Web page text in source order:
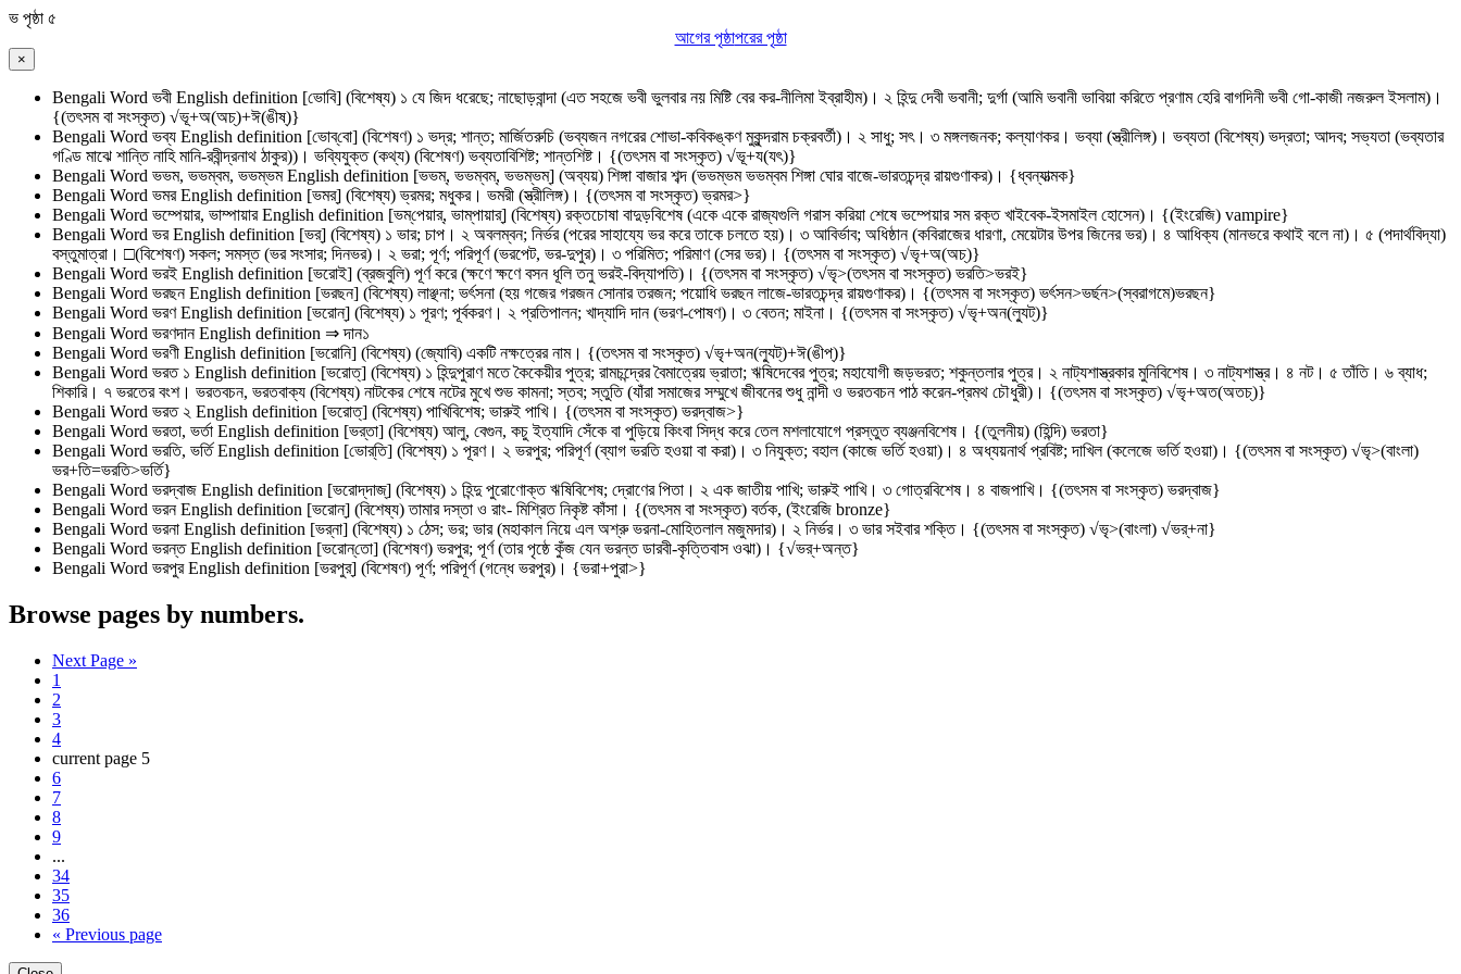
ভ পৃষ্ঠা ৫
আগের পৃষ্ঠাপরের পৃষ্ঠা
×
Bengali Word ভবী English definition [ভোবি] (বিশেষ্য) ১ যে জিদ ধরেছে; নাছোড়বান্দা (এত সহজে ভবী ভুলবার নয় মিষ্টি বের কর-নীলিমা ইব্রাহীম)। ২ হিন্দু দেবী ভবানী; দুর্গা (আমি ভবানী ভাবিয়া করিতে প্রণাম হেরি বাগদিনী ভবী গো-কাজী নজরুল ইসলাম)।
{(তৎসম বা সংস্কৃত) √ভূ+অ(অচ্‌)+ঈ(ঙীষ্‌)}
Bengali Word ভব্য English definition [ভোব্‌বো] (বিশেষণ) ১ ভদ্র; শান্ত; মার্জিতরুচি (ভব্যজন নগরের শোভা-কবিকঙ্কণ মুকুন্দরাম চক্রবর্তী)। ২ সাধু; সৎ। ৩ মঙ্গলজনক; কল্যাণকর। ভব্যা (স্ত্রীলিঙ্গ)। ভব্যতা (বিশেষ্য) ভদ্রতা; আদব; সভ্যতা (ভব্যতার
গণ্ডি মাঝে শান্তি নাহি মানি-রবীন্দ্রনাথ ঠাকুর))। ভব্যিযুক্ত (কথ্য) (বিশেষণ) ভব্যতাবিশিষ্ট; শান্তশিষ্ট। {(তৎসম বা সংস্কৃত) √ভূ+য(যৎ)}
Bengali Word ভভম, ভভম্বম, ভভম্ভমEnglish definition [ভভম্‌, ভভম্‌বম্‌, ভভম্‌ভম্‌] (অব্যয়) শিঙ্গা বাজার শব্দ (ভভম্ভম ভভম্বম শিঙ্গা ঘোর বাজে-ভারতচন্দ্র রায়গুণাকর)। {ধ্বন্যাত্মক}
Bengali Word ভমরEnglish definition [ভমর্‌] (বিশেষ্য) ভ্রমর; মধুকর। ভমরী (স্ত্রীলিঙ্গ)। {(তৎসম বা সংস্কৃত) ভ্রমর>}
Bengali Word ভম্পেয়ার, ভাম্পায়ারEnglish definition [ভম্‌পেয়ার্‌, ভাম্‌পায়ার্‌] (বিশেষ্য) রক্তচোষা বাদুড়বিশেষ (একে একে রাজ্যগুলি গরাস করিয়া শেষে ভম্পেয়ার সম রক্ত খাইবেক-ইসমাইল হোসেন)। {(ইংরেজি) vampire}
Bengali Word ভরEnglish definition [ভর্‌] (বিশেষ্য) ১ ভার; চাপ। ২ অবলম্বন; নির্ভর (পরের সাহায্যে ভর করে তাকে চলতে হয়)। ৩ আবির্ভাব; অধিষ্ঠান (কবিরাজের ধারণা, মেয়েটার উপর জিনের ভর)। ৪ আধিক্য (মানভরে কথাই বলে না)। ৫ (পদার্থবিদ্যা)
বস্তুমাত্রা। □(বিশেষণ) সকল; সমস্ত (ভর সংসার; দিনভর)। ২ ভরা; পূর্ণ; পরিপূর্ণ (ভরপেট, ভর-দুপুর)। ৩ পরিমিত; পরিমাণ (সের ভর)। {(তৎসম বা সংস্কৃত) √ভৃ+অ(অচ্‌)}
Bengali Word ভরই English definition [ভরোই] (ব্রজবুলি) পূর্ণ করে (ক্ষণে ক্ষণে বসন ধূলি তনু ভরই-বিদ্যাপতি)। {(তৎসম বা সংস্কৃত) √ভৃ>(তৎসম বা সংস্কৃত) ভরতি>ভরই}
Bengali Word ভরছনEnglish definition [ভরছন] (বিশেষ্য) লাঞ্ছনা; ভর্ৎসনা (হয় গজের গরজন সোনার তরজন; পয়োধি ভরছন লাজে-ভারতচন্দ্র রায়গুণাকর)। {(তৎসম বা সংস্কৃত) ভর্ৎসন>ভর্ছন>(স্বরাগমে)ভরছন}
Bengali Word ভরণEnglish definition [ভরোন্‌] (বিশেষ্য) ১ পূরণ; পূর্বকরণ। ২ প্রতিপালন; খাদ্যাদি দান (ভরণ-পোষণ)। ৩ বেতন; মাইনা। {(তৎসম বা সংস্কৃত) √ভৃ+অন(ল্যুট্‌)}
Bengali Word ভরণদান English definition ⇒ দান১
Bengali Word ভরণী English definition [ভরোনি] (বিশেষ্য) (জ্যোবি) একটি নক্ষত্রের নাম। {(তৎসম বা সংস্কৃত) √ভৃ+অন(ল্যুট্‌)+ঈ(ঙীপ্‌)}
Bengali Word ভরত ১ English definition [ভরোত্‌] (বিশেষ্য) ১ হিন্দুপুরাণ মতে কৈকেয়ীর পুত্র; রামচন্দ্রের বৈমাত্রেয় ভ্রাতা; ঋষিদেবের পুত্র; মহাযোগী জড়ভরত; শকুন্তলার পুত্র। ২ নাট্যশাস্ত্রকার মুনিবিশেষ। ৩ নাট্যশাস্ত্র। ৪ নট। ৫ তাঁতি। ৬ ব্যাধ;
শিকারি। ৭ ভরতের বংশ। ভরতবচন, ভরতবাক্য (বিশেষ্য) নাটকের শেষে নটের মুখে শুভ কামনা; স্তব; স্তুতি (যাঁরা সমাজের সম্মুখে জীবনের শুধু নান্দী ও ভরতবচন পাঠ করেন-প্রমথ চৌধুরী)। {(তৎসম বা সংস্কৃত) √ভৃ+অত(অতচ্‌)}
Bengali Word ভরত ২ English definition [ভরোত্‌] (বিশেষ্য) পাখিবিশেষ; ভারুই পাখি। {(তৎসম বা সংস্কৃত) ভরদ্বাজ>}
Bengali Word ভরতা, ভর্তা English definition [ভর্‌তা] (বিশেষ্য) আলু, বেগুন, কচু ইত্যাদি সেঁকে বা পুড়িয়ে কিংবা সিদ্ধ করে তেল মশলাযোগে প্রস্তুত ব্যঞ্জনবিশেষ। {(তুলনীয়) (হিন্দি) ভরতা}
Bengali Word ভরতি, ভর্তিEnglish definition [ভোর্‌তি] (বিশেষ্য) ১ পূরণ। ২ ভরপুর; পরিপূর্ণ (ব্যাগ ভরতি হওয়া বা করা)। ৩ নিযুক্ত; বহাল (কাজে ভর্তি হওয়া)। ৪ অধ্যয়নার্থ প্রবিষ্ট; দাখিল (কলেজে ভর্তি হওয়া)। {(তৎসম বা সংস্কৃত) √ভৃ>(বাংলা)
ভর+তি=ভরতি>ভর্তি}
Bengali Word ভরদ্বাজ English definition [ভরোদ্‌দাজ্‌] (বিশেষ্য) ১ হিন্দু পুরোণোক্ত ঋষিবিশেষ; দ্রোণের পিতা। ২ এক জাতীয় পাখি; ভারুই পাখি। ৩ গোত্রবিশেষ। ৪ বাজপাখি। {(তৎসম বা সংস্কৃত) ভরদ্বাজ}
Bengali Word ভরনEnglish definition [ভরোন্‌] (বিশেষ্য) তামার দস্তা ও রাং- মিশ্রিত নিকৃষ্ট কাঁসা। {(তৎসম বা সংস্কৃত) বর্তক, (ইংরেজি bronze}
Bengali Word ভরনা English definition [ভর্‌না] (বিশেষ্য) ১ ঠেস; ভর; ভার (মহাকাল নিয়ে এল অশ্রু ভরনা-মোহিতলাল মজুমদার)। ২ নির্ভর। ৩ ভার সইবার শক্তি। {(তৎসম বা সংস্কৃত) √ভৃ>(বাংলা) √ভর্‌+না}
Bengali Word ভরন্তEnglish definition [ভরোন্‌তো] (বিশেষণ) ভরপুর; পূর্ণ (তার পৃষ্ঠে কুঁজ যেন ভরন্ত ডারবী-কৃত্তিবাস ওঝা)। {√ভর্‌+অন্ত}
Bengali Word ভরপুরEnglish definition [ভরপুর্‌] (বিশেষণ) পূর্ণ; পরিপূর্ণ (গন্ধে ভরপুর)। {ভরা+পুরা>}
Browse pages by numbers.
Next Page »
1
2
3
4
current page 5
6
7
8
9
...
34
35
36
« Previous page